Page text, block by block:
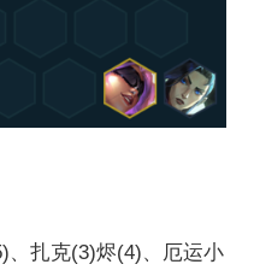
扎克(3)烬(4)、厄运小